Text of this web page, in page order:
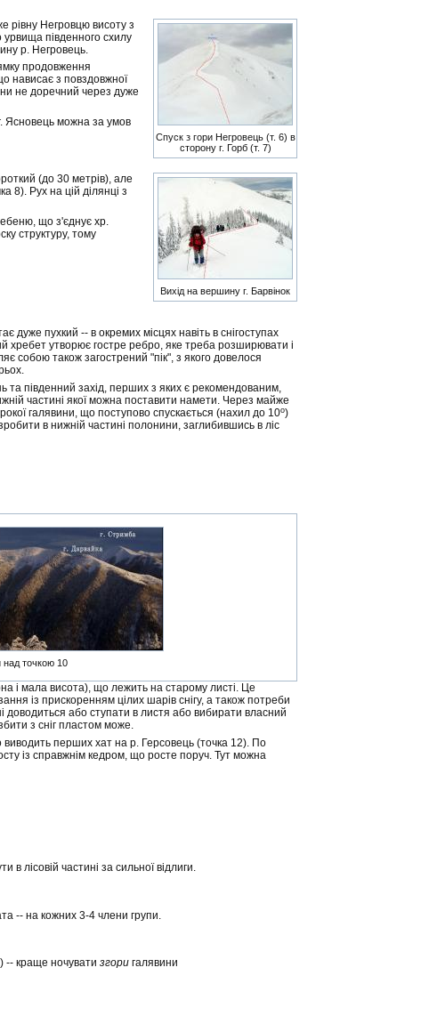
Спуск з гори Негровець (т. 6) в
сторону г. Горб (т. 7)
рівну Негровцю висоту з
південного схилу
р. Негровець.
продовження
нависає з повздовжної
не доречний через дуже
Ясновець можна за умов
Вихід на вершину г. Барвінок
(до 30 метрів), але
8). Рух на цій ділянці з
що з'єднує хр.
структуру, тому
дуже пухкий -- в окремих місцях навіть в снігоступах
хребет утворює гостре ребро, яке треба розширювати і
собою також загострений "пік", з якого довелося
та південний захід, перших з яких є рекомендованим,
частині якої можна поставити намети. Через майже
галявини, що поступово спускається (нахил до 10o)
в нижній частині полонини, заглибившись в ліс
над точкою 10
і мала висота), що лежить на старому листі. Це
із прискоренням цілих шарів снігу, а також потреби
доводиться або ступати в листя або вибирати власний
з сніг пластом може.
виводить перших хат на р. Герсовець (точка 12). По
із справжнім кедром, що росте поруч. Тут можна
лісовій частині за сильної відлиги.
-- на кожних 3-4 члени групи.
-- краще ночуватизгори галявини